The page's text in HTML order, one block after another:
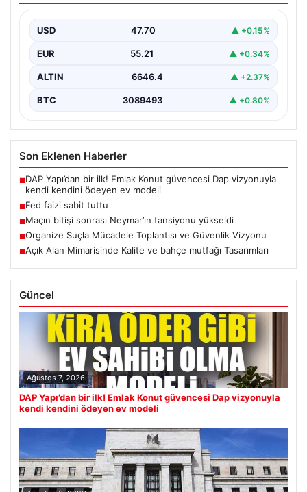
USD 47.70 ▲ +0.15%
EUR 55.21 ▲ +0.34%
ALTIN 6646.4 ▲ +2.37%
BTC 3089493 ▲ +0.80%
Son Eklenen Haberler
■DAP Yapı’dan bir ilk! Emlak Konut güvencesi Dap vizyonuyla
kendi kendini ödeyen ev modeli
■Fed faizi sabit tuttu
■Maçın bitişi sonrası Neymar’ın tansiyonu yükseldi
■Organize Suçla Mücadele Toplantısı ve Güvenlik Vizyonu
■Açık Alan Mimarisinde Kalite ve bahçe mutfağı Tasarımları
Güncel
Ağustos 7, 2026
DAP Yapı’dan bir ilk! Emlak Konut güvencesi Dap vizyonuyla
kendi kendini ödeyen ev modeli